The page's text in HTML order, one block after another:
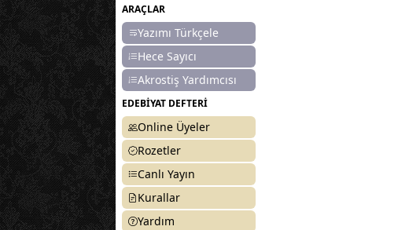
ARAÇLAR
Yazımı Türkçele
Hece Sayıcı
Akrostiş Yardımcısı
EDEBİYAT DEFTERİ
Online Üyeler
Rozetler
Canlı Yayın
Kurallar
Yardım